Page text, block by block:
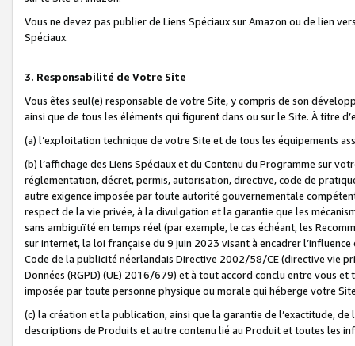
Vous ne devez pas publier de Liens Spéciaux sur Amazon ou de lien
Spéciaux.
3. Responsabilité de Votre Site
Vous êtes seul(e) responsable de votre Site, y compris de son
ainsi que de tous les éléments qui figurent dans ou sur le Site. À titre
(a) l’exploitation technique de votre Site et de tous les équipements
(b) l’affichage des Liens Spéciaux et du Contenu du Programme sur
réglementation, décret, permis, autorisation, directive, code de
autre exigence imposée par toute autorité gouvernementale
respect de la vie privée, à la divulgation et la garantie que les
sans ambiguïté en temps réel (par exemple, le cas échéant, les
sur internet, la loi française du 9 juin 2023 visant à encadrer
Code de la publicité néerlandais Directive 2002/58/CE (directive vie
Données (RGPD) (UE) 2016/679) et à tout accord conclu entre vous
imposée par toute personne physique ou morale qui héberge votre
(c) la création et la publication, ainsi que la garantie de l’exactitude,
descriptions de Produits et autre contenu lié au Produit et toutes les